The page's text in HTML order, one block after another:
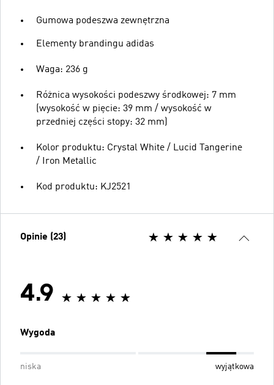
Gumowa podeszwa zewnętrzna
Elementy brandingu adidas
Waga: 236 g
Różnica wysokości podeszwy środkowej: 7 mm
(wysokość w pięcie: 39 mm / wysokość w
przedniej części stopy: 32 mm)
Kolor produktu: Crystal White / Lucid Tangerine
/ Iron Metallic
Kod produktu: KJ2521
Opinie (23)
4.9
Wygoda
niska wyjątkowa